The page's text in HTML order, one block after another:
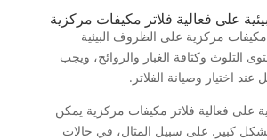
على فعالية فلاتر مكيفات مركزية
مكيفات مركزية على الظروف البيئية
التلوث وكثافة الغبار والروائح، ويجب
عند اختيار وصيانة الفلاتر.
على فعالية فلاتر مكيفات مركزية يمكن
كبير. على سبيل المثال، في حالات